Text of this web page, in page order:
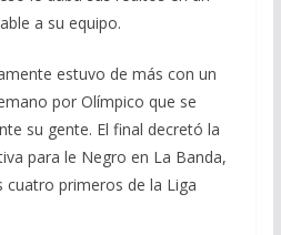
a su equipo.
estuvo de más con un
por Olímpico que se
su gente. El final decretó la
para le Negro en La Banda,
cuatro primeros de la Liga